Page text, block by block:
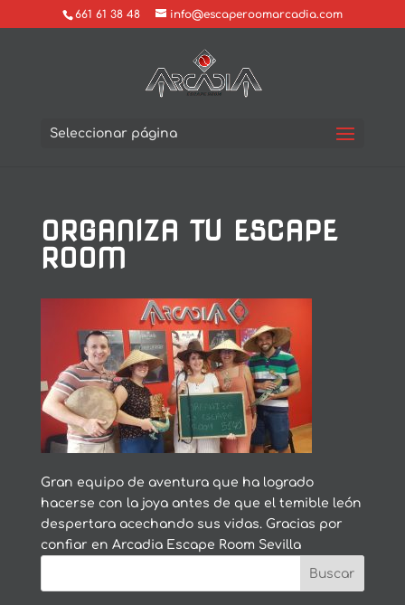
661 61 38 48 info@escaperoomarcadia.com
Seleccionar página
ORGANIZA TU ESCAPE
ROOM
Gran equipo de aventura que ha logrado
hacerse con la joya antes de que el temible león
despertara acechando sus vidas. Gracias por
confiar en Arcadia Escape Room Sevilla